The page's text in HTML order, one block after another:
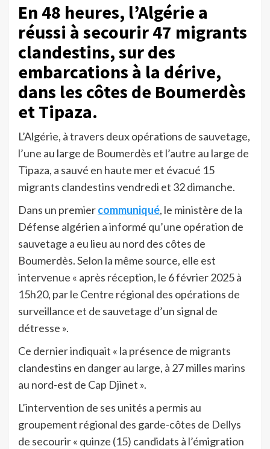
En 48 heures, l’Algérie a
réussi à secourir 47 migrants
clandestins, sur des
embarcations à la dérive,
dans les côtes de Boumerdès
et Tipaza.
L’Algérie, à travers deux opérations de sauvetage,
l’une au large de Boumerdès et l’autre au large de
Tipaza, a sauvé en haute mer et évacué 15
migrants clandestins vendredi et 32 dimanche.
Dans un premiercommuniqué, le ministère de la
Défense algérien a informé qu’une opération de
sauvetage a eu lieu au nord des côtes de
Boumerdès. Selon la même source, elle est
intervenue « après réception, le 6 février 2025 à
15h20, par le Centre régional des opérations de
surveillance et de sauvetage d’un signal de
détresse ».
Ce dernier indiquait « la présence de migrants
clandestins en danger au large, à 27 milles marins
au nord-est de Cap Djinet ».
L’intervention de ses unités a permis au
groupement régional des garde-côtes de Dellys
de secourir « quinze (15) candidats à l’émigration